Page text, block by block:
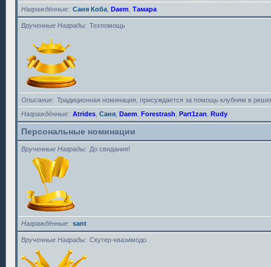
Награждённые
Саня Коба Daem Тамара
Врученные Награды Техпомощь
Описание
Традиционная номинация, присуждается за помощь клубням в
Награждённые
Atrides Саня Daem Forestrash Part1zan Rudy
Персональные номинации
Врученные Награды До свидания!
Награждённые sant
Врученные Награды Скутер-квазимодо